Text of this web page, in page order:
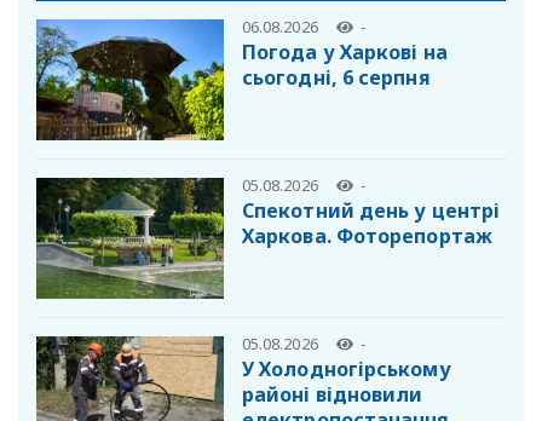
06.08.2026 -
Погода у Харкові на
сьогодні, 6 серпня
05.08.2026 -
Спекотний день у центрі
Харкова. Фоторепортаж
05.08.2026 -
У Холодногірському
районі відновили